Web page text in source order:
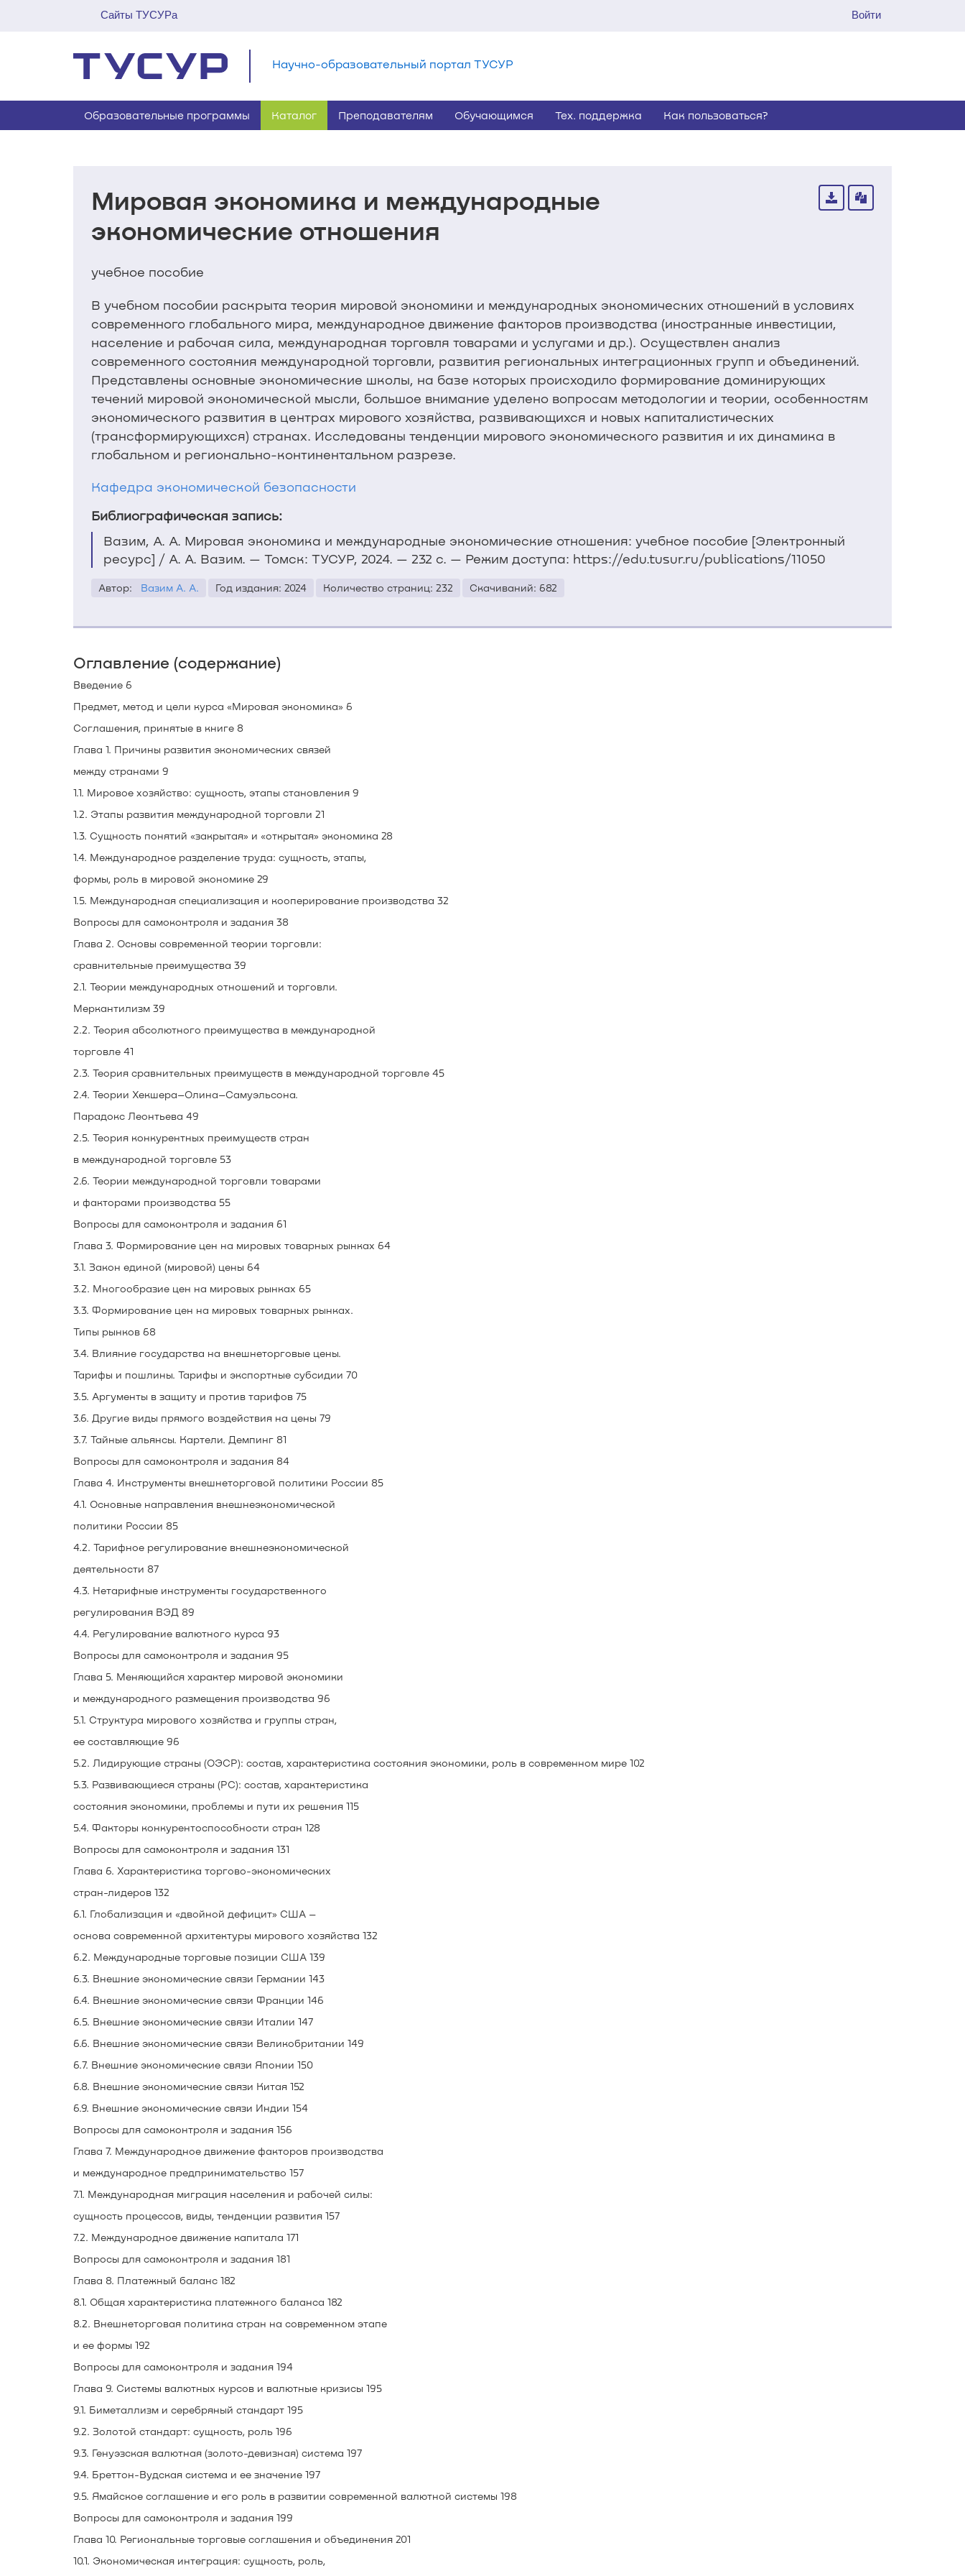
Сайты ТУСУРа Войти
Научно-образовательный портал ТУСУР
Образовательные программы Каталог Преподавателям Обучающимся Тех. поддержка Как пользоваться?
Мировая экономика и международные
экономические отношения
учебное пособие
В учебном пособии раскрыта теория мировой экономики и международных экономических отношений в условиях
современного глобального мира, международное движение факторов производства (иностранные инвестиции,
население и рабочая сила, международная торговля товарами и услугами и др.). Осуществлен анализ
современного состояния международной торговли, развития региональных интеграционных групп и объединений.
Представлены основные экономические школы, на базе которых происходило формирование доминирующих
течений мировой экономической мысли, большое внимание уделено вопросам методологии и теории, особенностям
экономического развития в центрах мирового хозяйства, развивающихся и новых капиталистических
(трансформирующихся) странах. Исследованы тенденции мирового экономического развития и их динамика в
глобальном и регионально-континентальном разрезе.
Кафедра экономической безопасности
Библиографическая запись:
Вазим, А. А. Мировая экономика и международные экономические отношения: учебное пособие [Электронный
ресурс] / А. А. Вазим. — Томск: ТУСУР, 2024. — 232 с. — Режим доступа: https://edu.tusur.ru/publications/11050
Автор: Вазим А. А. Год издания: 2024 Количество страниц: 232 Скачиваний: 682
Оглавление (содержание)
Введение 6
Предмет, метод и цели курса «Мировая экономика» 6
Соглашения, принятые в книге 8
Глава 1. Причины развития экономических связей
между странами 9
1.1. Мировое хозяйство: сущность, этапы становления 9
1.2. Этапы развития международной торговли 21
1.3. Сущность понятий «закрытая» и «открытая» экономика 28
1.4. Международное разделение труда: сущность, этапы,
формы, роль в мировой экономике 29
1.5. Международная специализация и кооперирование производства 32
Вопросы для самоконтроля и задания 38
Глава 2. Основы современной теории торговли:
сравнительные преимущества 39
2.1. Теории международных отношений и торговли.
Меркантилизм 39
2.2. Теория абсолютного преимущества в международной
торговле 41
2.3. Теория сравнительных преимуществ в международной торговле 45
2.4. Теории Хекшера–Олина–Самуэльсона.
Парадокс Леонтьева 49
2.5. Теория конкурентных преимуществ стран
в международной торговле 53
2.6. Теории международной торговли товарами
и факторами производства 55
Вопросы для самоконтроля и задания 61
Глава 3. Формирование цен на мировых товарных рынках 64
3.1. Закон единой (мировой) цены 64
3.2. Многообразие цен на мировых рынках 65
3.3. Формирование цен на мировых товарных рынках.
Типы рынков 68
3.4. Влияние государства на внешнеторговые цены.
Тарифы и пошлины. Тарифы и экспортные субсидии 70
3.5. Аргументы в защиту и против тарифов 75
3.6. Другие виды прямого воздействия на цены 79
3.7. Тайные альянсы. Картели. Демпинг 81
Вопросы для самоконтроля и задания 84
Глава 4. Инструменты внешнеторговой политики России 85
4.1. Основные направления внешнеэкономической
политики России 85
4.2. Тарифное регулирование внешнеэкономической
деятельности 87
4.3. Нетарифные инструменты государственного
регулирования ВЭД 89
4.4. Регулирование валютного курса 93
Вопросы для самоконтроля и задания 95
Глава 5. Меняющийся характер мировой экономики
и международного размещения производства 96
5.1. Структура мирового хозяйства и группы стран,
ее составляющие 96
5.2. Лидирующие страны (ОЭСР): состав, характеристика состояния экономики, роль в современном мире 102
5.3. Развивающиеся страны (PC): состав, характеристика
состояния экономики, проблемы и пути их решения 115
5.4. Факторы конкурентоспособности стран 128
Вопросы для самоконтроля и задания 131
Глава 6. Характеристика торгово-экономических
стран-лидеров 132
6.1. Глобализация и «двойной дефицит» США –
основа современной архитектуры мирового хозяйства 132
6.2. Международные торговые позиции США 139
6.3. Внешние экономические связи Германии 143
6.4. Внешние экономические связи Франции 146
6.5. Внешние экономические связи Италии 147
6.6. Внешние экономические связи Великобритании 149
6.7. Внешние экономические связи Японии 150
6.8. Внешние экономические связи Китая 152
6.9. Внешние экономические связи Индии 154
Вопросы для самоконтроля и задания 156
Глава 7. Международное движение факторов производства
и международное предпринимательство 157
7.1. Международная миграция населения и рабочей силы:
сущность процессов, виды, тенденции развития 157
7.2. Международное движение капитала 171
Вопросы для самоконтроля и задания 181
Глава 8. Платежный баланс 182
8.1. Общая характеристика платежного баланса 182
8.2. Внешнеторговая политика стран на современном этапе
и ее формы 192
Вопросы для самоконтроля и задания 194
Глава 9. Системы валютных курсов и валютные кризисы 195
9.1. Биметаллизм и серебряный стандарт 195
9.2. Золотой стандарт: сущность, роль 196
9.3. Генуэзская валютная (золото-девизная) система 197
9.4. Бреттон-Вудская система и ее значение 197
9.5. Ямайское соглашение и его роль в развитии современной валютной системы 198
Вопросы для самоконтроля и задания 199
Глава 10. Региональные торговые соглашения и объединения 201
10.1. Экономическая интеграция: сущность, роль,